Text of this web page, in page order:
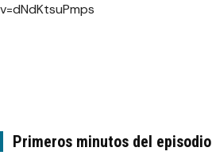
v=dNdKtsuPmps
Primeros minutos del episodio